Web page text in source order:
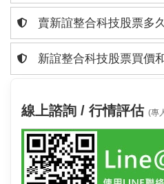
賣新誼整合科技股票多
新誼整合科技股票買價
線上諮詢 / 行情評估 (專